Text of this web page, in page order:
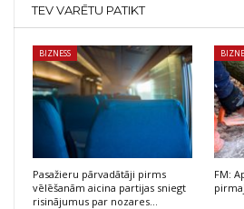
TEV VARĒTU PATIKT
BIZNESS
Pasažieru pārvadātāji pirms
vēlēšanām aicina partijas sniegt
risinājumus par nozares…
FM: